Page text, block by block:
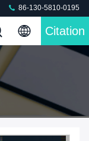
86-130-5810-0195
Citation